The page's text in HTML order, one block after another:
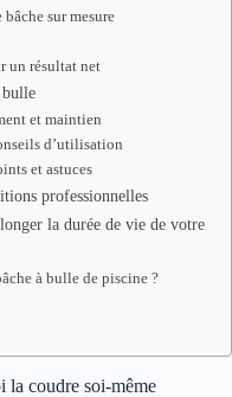
bâche sur mesure
un résultat net
bulle
et maintien
d’utilisation
et astuces
professionnelles
la durée de vie de votre
à bulle de piscine ?
la coudre soi-même